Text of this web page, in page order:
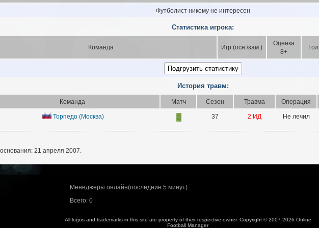
Футболист никому не интересен
Статистика игрока:
Команда Игр (осн./зам.)
Оценка
8+
Гол
История травм:
Команда Матч Сезон Травма Операция
Торпедо (Москва) 37 2 ИД Не лечил
21 апреля 2007.
Менеджеры онлайн(последние 5 минут):
Всего: 0
All logos and trademarks in this site are property of their respective owner. Copyright © 2007-2026 Online
Football Manager